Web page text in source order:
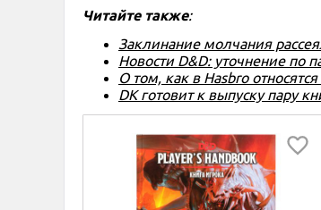
Читайте также:
Заклинание молчания
Новости D&D: уточнение по
О том, как в Hasbro
DK готовит к выпуску пару